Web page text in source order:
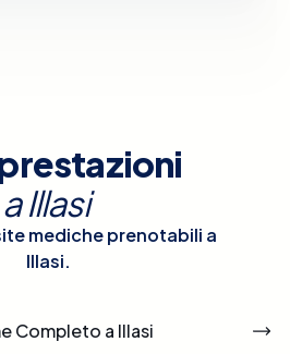
aIllasi
mediche prenotabili a
Illasi.
Completo a Illasi